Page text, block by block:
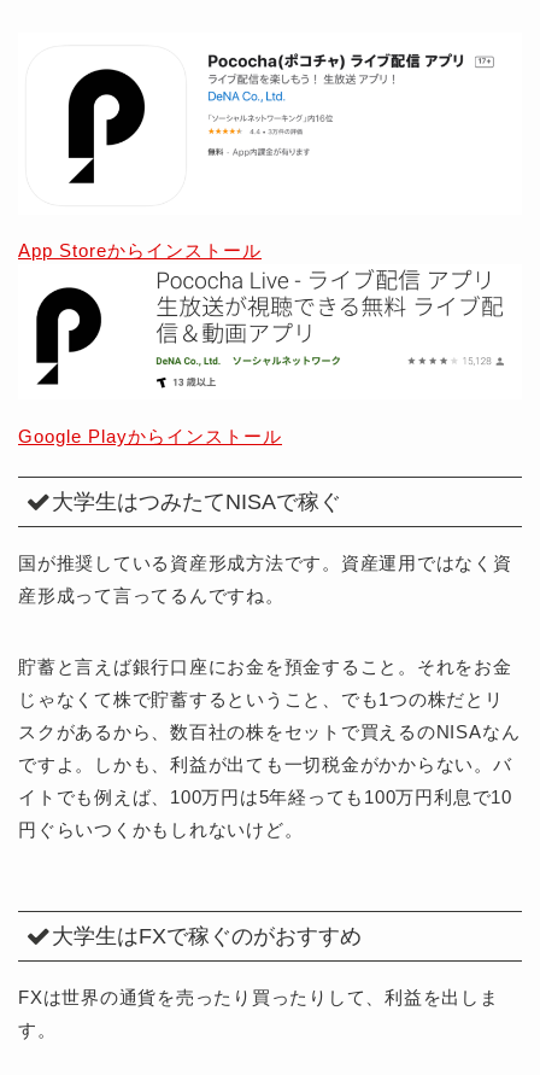
App Storeからインストール
Google Playからインストール
大学生はつみたてNISAで稼ぐ
国が推奨している資産形成方法です。資産運用ではなく資
産形成って言ってるんですね。
貯蓄と言えば銀行口座にお金を預金すること。それをお金
じゃなくて株で貯蓄するということ、でも1つの株だとリ
スクがあるから、数百社の株をセットで買えるのNISAなん
ですよ。しかも、利益が出ても一切税金がかからない。バ
イトでも例えば、100万円は5年経っても100万円利息で10
円ぐらいつくかもしれないけど。
大学生はFXで稼ぐのがおすすめ
FXは世界の通貨を売ったり買ったりして、利益を出しま
す。